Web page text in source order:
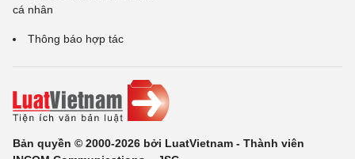
cá nhân
Thông báo hợp tác
Bản quyền © 2000-2026 bởi LuatVietnam - Thành viên